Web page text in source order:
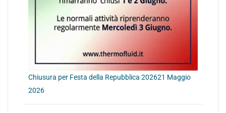
Chiusura per Festa della Repubblica 202621 Maggio
2026